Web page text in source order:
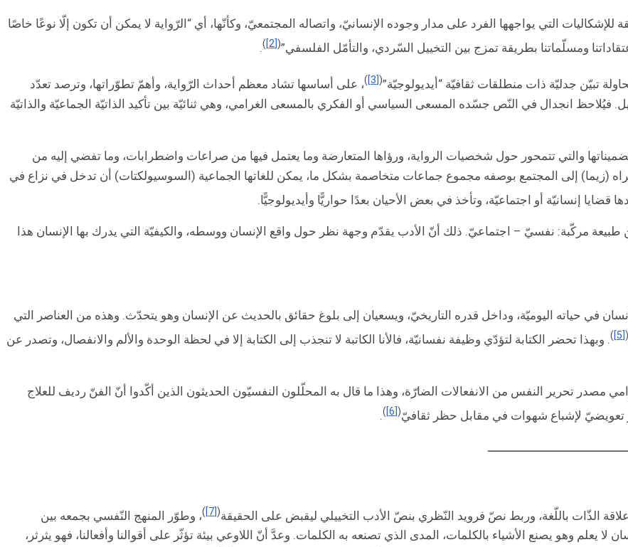
التي يواجهها الفرد على مدار وجوده الإنسانيّ، واتصاله المجتمعيّ، وكأنّها، أي “الرّواية لا يمكن أن تكون إلّا نوعًا خاصًا
ومسلّماتنا بطريقة تمزج بين التخييل السّردي، والتأمّل الفلسفي”(
)
.
تبيّن جدليّة ذات منطلقات ثقافيّة “أيديولوجيّة”(
)، على أساسها تشاد معظم أحداث الرّواية، وأهمّ تطوّراتها، وترصد تعدّد
فيُلاحظ انجدال في النّص جسّده المسعى السياسي أو الفكري بالمسعى الغرامي، وهي ثنائيّة بين تأكيد الذاتيّة الجماعيّة والذاتيّة
والتي تتمحور حول شخصيات الرواية، ورؤاها المتعارضة وما يعتمل فيها من صراعات واضطرابات، وما تفضي إليه من
يراه (زيما) إلى المجتمع بوصفه مجموع جماعات متخاصمة بشكل ما، يمكن للغاتها الجماعية (السوسيولكتات) أن تدخل في نزاع في
إنسانيّة أو اجتماعيّة، وتأخذ في بعض الأحيان بعدًا حواريًّا وأيديولوجيًّا.
مركّبة: نفسيّ – اجتماعيّ. ذلك أنّ الأدب يقدّم وجهة نظر حول واقع الإنسان ووسطه، والكيفيّة التي يدرك بها الإنسان هذا
في حياته اليوميّة، وداخل قدره التاريخيّ، ويسعيان إلى بلوغ حقائق بالحديث عن الإنسان وهو يتحدّث. وهذه من العناصر التي
(
). وبهذا تحضر الكتابة لتؤدّي وظيفة نفسانيّة، فالأنا الكاتبة لا تنجذب إلى الكتابة إلا في لحظة الوحدة والألم والانفصال، وتصدر عن
مصدر تحرير النفس من الانفعالات الضارّة، وهذا ما قال به المحلّلون النفسيّون الحديثون الذين أكّدوا أنّ الفنّ رديف للعلاج
تعويضيّ لإشباع شهوات في مقابل حظر ثقافيّ(
)
.
(
)، وطوّر المنهج النّفسي بجمعه بين
لا يعلم وهو يصنع الأشياء بالكلمات، المدى الذي تصنعه به الكلمات. وعدَّ أنّ اللاوعي بيئة تؤثّر على أقوالنا وأفعالنا، فهو يثرثر،